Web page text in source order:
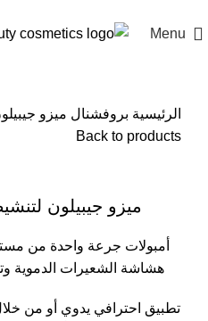
Menu
الرئيسية بروفشنال ميزو
Back to products
ميزو جيبيلون
أمبولات جرعة واحدة من
هشاشة الشعيرات الدموية
تطبيق احترافي يدوي أو من